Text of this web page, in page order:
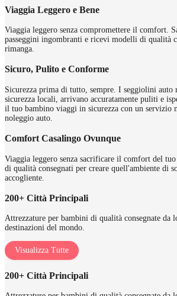
Viaggia Leggero e Bene
Viaggia leggero senza compromettere il comfort.
passeggini ingombranti e ricevi modelli di qualità
rimanga.
Sicuro, Pulito e Conforme
Sicurezza prima di tutto, sempre. I seggiolini auto
sicurezza locali, arrivano accuratamente puliti e
il tuo bambino viaggi in sicurezza con un servizio
noleggio auto.
Comfort Casalingo Ovunque
Viaggia leggero senza sacrificare il comfort del
di qualità consegnati per creare quell'ambiente di
accogliente.
200+ Città Principali
Attrezzature per bambini di qualità consegnate
destinazioni del mondo.
Visualizza Tutte
200+ Città Principali